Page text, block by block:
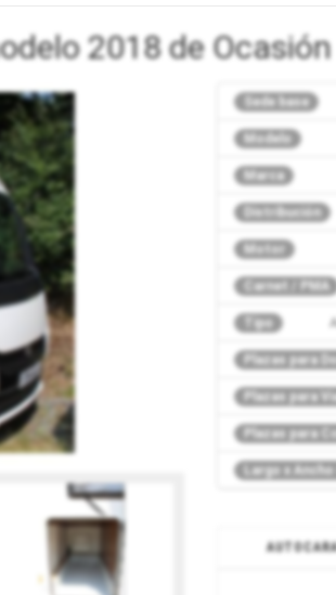
2018 de Ocasión
Sede base
Modelo
Marca
Distribución
Motor
Carnet / PMA
Tipo
Plazas para
Plazas para
Plazas para
Largo x